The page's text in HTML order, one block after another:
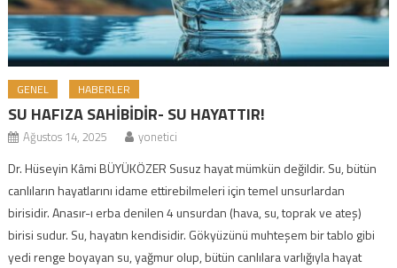
GENEL HABERLER
SU HAFIZA SAHİBİDİR- SU HAYATTIR!
Ağustos 14, 2025 yonetici
Dr. Hüseyin Kâmi BÜYÜKÖZER Susuz hayat mümkün değildir. Su, bütün
canlıların hayatlarını idame ettirebilmeleri için temel unsurlardan
birisidir. Anasır-ı erba denilen 4 unsurdan (hava, su, toprak ve ateş)
birisi sudur. Su, hayatın kendisidir. Gökyüzünü muhteşem bir tablo gibi
yedi renge boyayan su, yağmur olup, bütün canlılara varlığıyla hayat